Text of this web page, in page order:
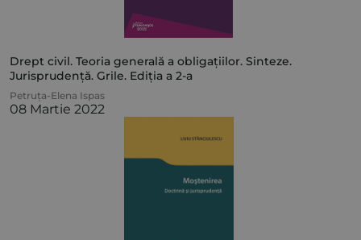
Drept civil. Teoria generală a obligațiilor. Sinteze.
Jurisprudență. Grile. Ediția a 2-a
Petruța-Elena Ispas
08 Martie 2022